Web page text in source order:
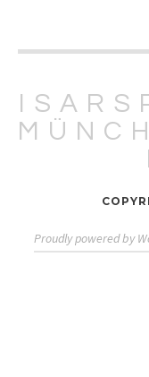
Proudly powered by